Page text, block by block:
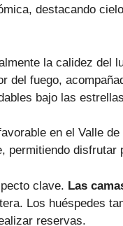
destacando
la calidez del
del fuego,
bajo las
en el Valle
permitiendo
clave. Las
Los huéspedes
reservas.